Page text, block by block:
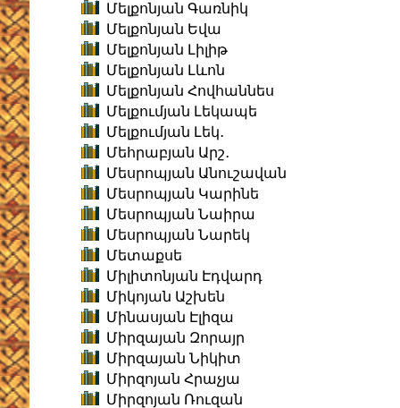
Մելքոնյան Գառնիկ
Մելքոնյան Եվա
Մելքոնյան Լիլիթ
Մելքոնյան Լևոն
Մելքոնյան Հովհաննես
Մելքումյան Լեկապե
Մելքումյան Լեկ․
Մեհրաբյան Արշ․
Մեսրոպյան Անուշավան
Մեսրոպյան Կարինե
Մեսրոպյան Նաիրա
Մեսրոպյան Նարեկ
Մետաքսե
Միլիտոնյան Էդվարդ
Միկոյան Աշխեն
Մինասյան Էլիզա
Միրզայան Զորայր
Միրզայան Նիկիտ
Միրզոյան Հրաչյա
Միրզոյան Ռուզան